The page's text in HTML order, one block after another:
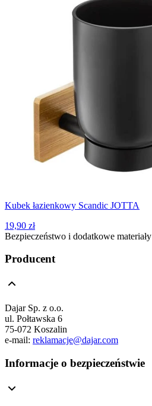
Kubek łazienkowy Scandic JOTTA
19,90 zł
Bezpieczeństwo i dodatkowe materiały
Producent
Dajar Sp. z o.o.
ul. Połtawska 6
75-072 Koszalin
e-mail: reklamacje@dajar.com
Informacje o bezpieczeństwie